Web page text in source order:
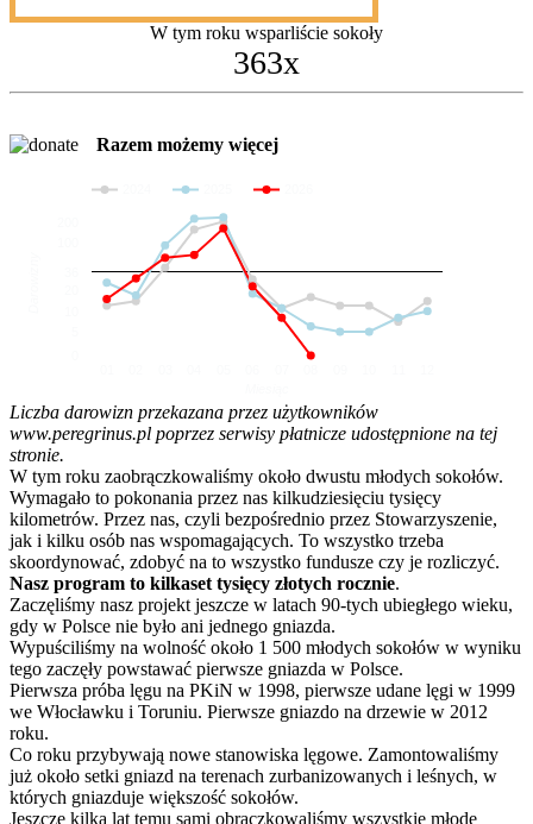
W tym roku wsparliście sokoły
363x
Razem możemy więcej
Liczba darowizn przekazana przez użytkowników
www.peregrinus.pl poprzez serwisy płatnicze udostępnione na tej
stronie.
W tym roku zaobrączkowaliśmy około dwustu młodych sokołów.
Wymagało to pokonania przez nas kilkudziesięciu tysięcy
kilometrów. Przez nas, czyli bezpośrednio przez Stowarzyszenie,
jak i kilku osób nas wspomagających. To wszystko trzeba
skoordynować, zdobyć na to wszystko fundusze czy je rozliczyć.
Nasz program to kilkaset tysięcy złotych rocznie.
Zaczęliśmy nasz projekt jeszcze w latach 90-tych ubiegłego wieku,
gdy w Polsce nie było ani jednego gniazda.
Wypuściliśmy na wolność około 1 500 młodych sokołów w wyniku
tego zaczęły powstawać pierwsze gniazda w Polsce.
Pierwsza próba lęgu na PKiN w 1998, pierwsze udane lęgi w 1999
we Włocławku i Toruniu. Pierwsze gniazdo na drzewie w 2012
roku.
Co roku przybywają nowe stanowiska lęgowe. Zamontowaliśmy
już około setki gniazd na terenach zurbanizowanych i leśnych, w
których gniazduje większość sokołów.
Jeszcze kilka lat temu sami obrączkowaliśmy wszystkie młode